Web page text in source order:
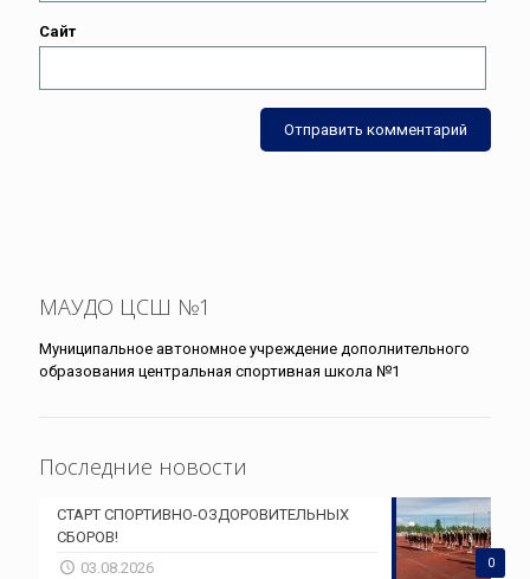
Сайт
МАУДО ЦСШ №1
Муниципальное автономное учреждение дополнительного
образования центральная спортивная школа №1
Последние новости
0
СТАРТ СПОРТИВНО-ОЗДОРОВИТЕЛЬНЫХ
СБОРОВ!
03.08.2026